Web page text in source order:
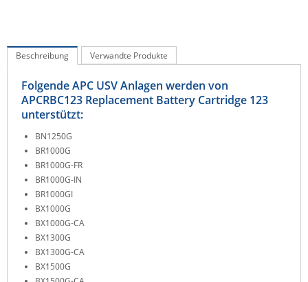
Kramer Electronics
KVM TEC
Legrand
LigoWave
Milesight
Moxa
Netio
Panorama Antennas
PatchSee
Power Kingdom
Poynting
Beschreibung Verwandte Produkte
Folgende APC USV Anlagen werden von
APCRBC123 Replacement Battery Cartridge 123
unterstützt:
BN1250G
BR1000G
BR1000G-FR
BR1000G-IN
BR1000GI
BX1000G
BX1000G-CA
BX1300G
BX1300G-CA
BX1500G